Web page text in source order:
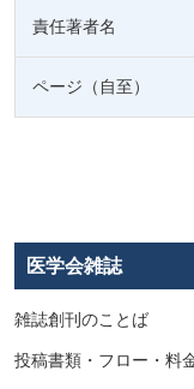
責任著者名
ページ（自至）
医学会雑誌
雑誌創刊のことば
投稿書類・フロー・料